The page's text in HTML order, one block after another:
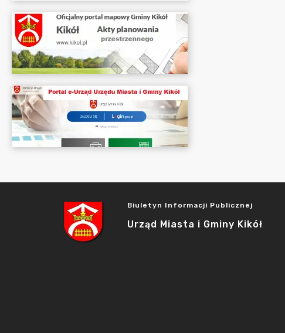
Biuletyn Informacji Publicznej
Urząd Miasta i Gminy Kikół